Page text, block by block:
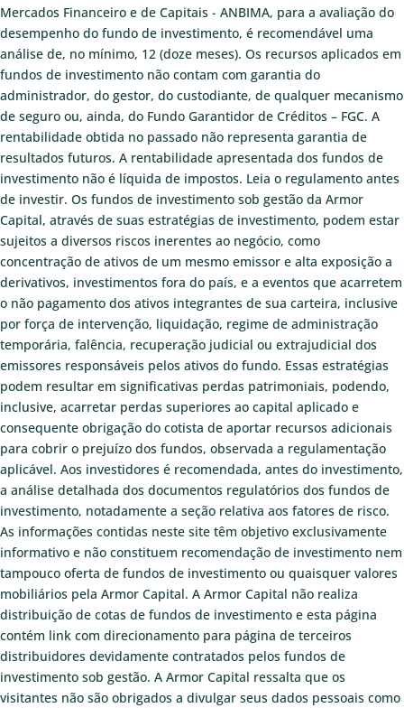
Mercados Financeiro e de Capitais - ANBIMA, para a avaliação do
desempenho do fundo de investimento, é recomendável uma
análise de, no mínimo, 12 (doze meses). Os recursos aplicados em
fundos de investimento não contam com garantia do
administrador, do gestor, do custodiante, de qualquer mecanismo
de seguro ou, ainda, do Fundo Garantidor de Créditos – FGC. A
rentabilidade obtida no passado não representa garantia de
resultados futuros. A rentabilidade apresentada dos fundos de
investimento não é líquida de impostos. Leia o regulamento antes
de investir. Os fundos de investimento sob gestão da Armor
Capital, através de suas estratégias de investimento, podem estar
sujeitos a diversos riscos inerentes ao negócio, como
concentração de ativos de um mesmo emissor e alta exposição a
derivativos, investimentos fora do país, e a eventos que acarretem
o não pagamento dos ativos integrantes de sua carteira, inclusive
por força de intervenção, liquidação, regime de administração
temporária, falência, recuperação judicial ou extrajudicial dos
emissores responsáveis pelos ativos do fundo. Essas estratégias
podem resultar em significativas perdas patrimoniais, podendo,
inclusive, acarretar perdas superiores ao capital aplicado e
consequente obrigação do cotista de aportar recursos adicionais
para cobrir o prejuízo dos fundos, observada a regulamentação
aplicável. Aos investidores é recomendada, antes do investimento,
a análise detalhada dos documentos regulatórios dos fundos de
investimento, notadamente a seção relativa aos fatores de risco.
As informações contidas neste site têm objetivo exclusivamente
informativo e não constituem recomendação de investimento nem
tampouco oferta de fundos de investimento ou quaisquer valores
mobiliários pela Armor Capital. A Armor Capital não realiza
distribuição de cotas de fundos de investimento e esta página
contém link com direcionamento para página de terceiros
distribuidores devidamente contratados pelos fundos de
investimento sob gestão. A Armor Capital ressalta que os
visitantes não são obrigados a divulgar seus dados pessoais como